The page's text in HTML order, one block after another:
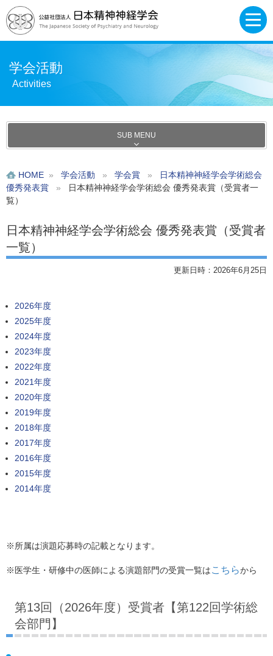
学会活動
Activities
SUB MENU
HOME » 学会活動 » 学会賞 »
日本精神神経学会学術総会
優秀発表賞
»
日本精神神経学会学術総会 優秀発表賞（受賞者一
覧）
日本精神神経学会学術総会 優秀発表賞（受賞者
一覧）
更新日時：2026年6月25日
2026年度
2025年度
2024年度
2023年度
2022年度
2021年度
2020年度
2019年度
2018年度
2017年度
2016年度
2015年度
2014年度
※所属は演題応募時の記載となります。
※医学生・研修中の医師による演題部門の受賞一覧はこちらから
第13回（2026年度）受賞者【第122回学術総
会部門】